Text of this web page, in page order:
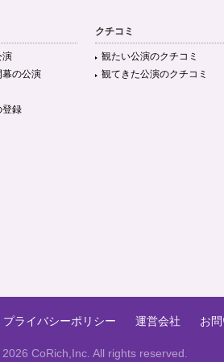
演
幕の公演
登録
クチコミ
観たい公演のクチコミ
観てきた公演のクチコミ
プライバシーポリシー 運営会社 お
2026 CoRich,Inc. All rights reserved.